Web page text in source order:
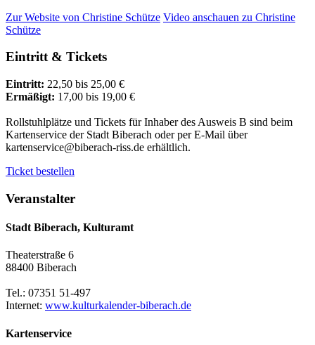
Zur Website von Christine Schütze Video anschauen zu Christine
Schütze
Eintritt & Tickets
Eintritt: 22,50 bis 25,00 €
Ermäßigt: 17,00 bis 19,00 €
Rollstuhlplätze und Tickets für Inhaber des Ausweis B sind beim
Kartenservice der Stadt Biberach oder per E-Mail über
kartenservice@biberach-riss.de erhältlich.
Ticket bestellen
Veranstalter
Stadt Biberach, Kulturamt
Theaterstraße 6
88400 Biberach
Tel.: 07351 51-497
Internet: www.kulturkalender-biberach.de
Kartenservice